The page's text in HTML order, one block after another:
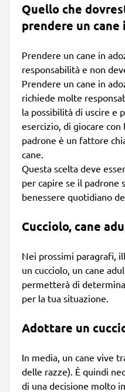
Quello che
prendere un cane
Prendere un cane in
responsabilità e non
Prendere un cane in
richiede molte
la possibilità di uscire e
esercizio, di giocare con
padrone è un fattore
cane.
Questa scelta deve
per capire se il padrone
benessere quotidiano
Cucciolo, cane
Nei prossimi paragrafi,
un cucciolo, un cane
permetterà di
per la tua situazione.
Adottare un
In media, un cane vive
delle razze). È quindi
di una decisione molto